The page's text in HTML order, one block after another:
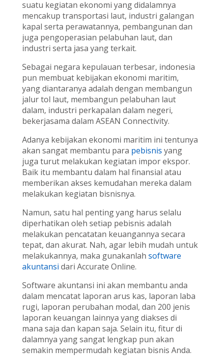
suatu kegiatan ekonomi yang didalamnya
mencakup transportasi laut, industri galangan
kapal serta perawatannya, pembangunan dan
juga pengoperasian pelabuhan laut, dan
industri serta jasa yang terkait.
Sebagai negara kepulauan terbesar, indonesia
pun membuat kebijakan ekonomi maritim,
yang diantaranya adalah dengan membangun
jalur tol laut, membangun pelabuhan laut
dalam, industri perkapalan dalam negeri,
bekerjasama dalam ASEAN Connectivity.
Adanya kebijakan ekonomi maritim ini tentunya
akan sangat membantu para pebisnis yang
juga turut melakukan kegiatan impor ekspor.
Baik itu membantu dalam hal finansial atau
memberikan akses kemudahan mereka dalam
melakukan kegiatan bisnisnya.
Namun, satu hal penting yang harus selalu
diperhatikan oleh setiap pebisnis adalah
melakukan pencatatan keuangannya secara
tepat, dan akurat. Nah, agar lebih mudah untuk
melakukannya, maka gunakanlah software
akuntansi dari Accurate Online.
Software akuntansi ini akan membantu anda
dalam mencatat laporan arus kas, laporan laba
rugi, laporan perubahan modal, dan 200 jenis
laporan keuangan lainnya yang diakses di
mana saja dan kapan saja. Selain itu, fitur di
dalamnya yang sangat lengkap pun akan
semakin mempermudah kegiatan bisnis Anda.